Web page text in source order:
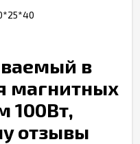
в
магнитных
100Вт,
отзывы